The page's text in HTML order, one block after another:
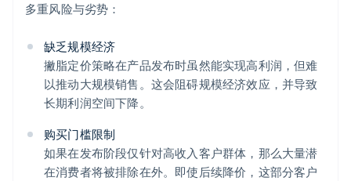
多重风险与劣势：
缺乏规模经济
撇脂定价策略在产品发布时虽然能实现高利润，但难
以推动大规模销售。这会阻碍规模经济效应，并导致
长期利润空间下降。
购买门槛限制
如果在发布阶段仅针对高收入客户群体，那么大量潜
在消费者将被排除在外。即使后续降价，这部分客户